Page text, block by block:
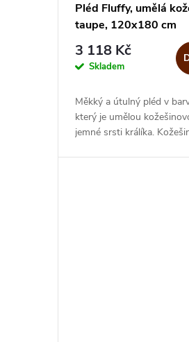
Pléd Fluffy, umělá
taupe, 120x180 cm
3 118 Kč
Skladem
Měkký a útulný pléd v
který je umělou
jemné srsti králíka.